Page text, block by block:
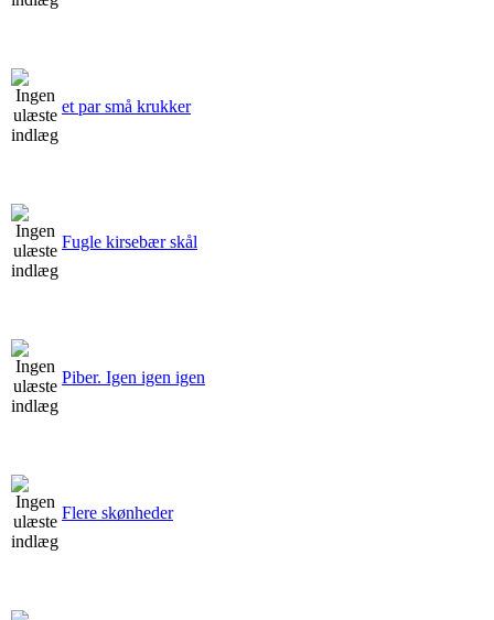
et par små krukker
Fugle kirsebær skål
Piber. Igen igen igen
Flere skønheder